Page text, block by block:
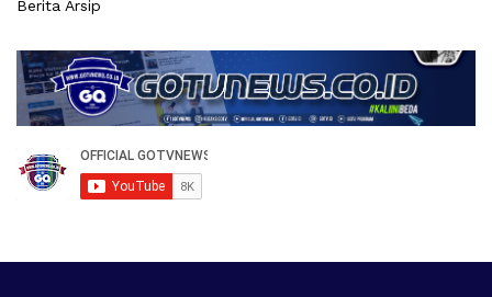
Berita Arsip